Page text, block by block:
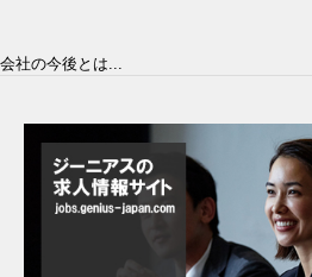
会社の今後とは...